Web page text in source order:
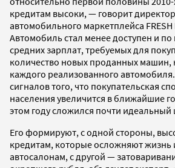
кредитам высоки, — говорит
автомобильного маркетплейса
Автомобиль стал менее доступен и
средних зарплат, требуемых для
количество новых проданных машин,
каждого реализованного
сигналов того, что покупательская
населения увеличится в ближайшие
этом году сложился почти идеальный
Его формируют, с одной стороны,
кредитам, которые осложняют жизнь
автосалонам, с другой —